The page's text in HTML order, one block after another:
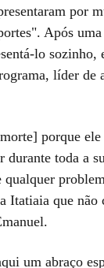
por
Após
lo sozinho,
líder de
porque
durante toda a
qualquer
Itatiaia que não
um abraço